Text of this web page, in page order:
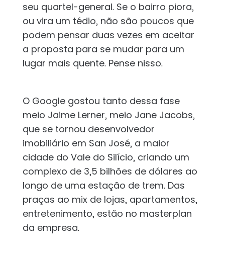
seu quartel-general. Se o bairro piora,
ou vira um tédio, não são poucos que
podem pensar duas vezes em aceitar
a proposta para se mudar para um
lugar mais quente. Pense nisso.
O Google gostou tanto dessa fase
meio Jaime Lerner, meio Jane Jacobs,
que se tornou desenvolvedor
imobiliário em San José, a maior
cidade do Vale do Silício, criando um
complexo de 3,5 bilhões de dólares ao
longo de uma estação de trem. Das
praças ao mix de lojas, apartamentos,
entretenimento, estão no masterplan
da empresa.